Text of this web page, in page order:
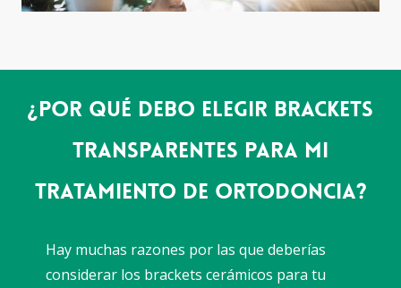
¿Por qué debo elegir brackets
transparentes para mi
tratamiento de ortodoncia?
Hay muchas razones por las que deberías
considerar los brackets cerámicos para tu